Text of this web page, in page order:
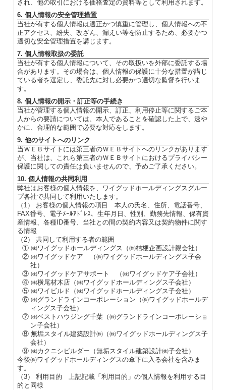
され、他の取引における価格査定の資料等として利用されます。
6. 個人情報の安全管理措置
当社が有する個人情報は適正かつ慎重に管理し、個人情報への不
正アクセス、紛失、改ざん、漏えい等を防止するため、必要かつ
適切な安全管理措置を講じます。
7. 個人情報取扱の委託
当社が有する個人情報について、その取扱いを外部に委託する場
合があります。その場合は、個人情報の保護に十分な措置が講じ
ている者を選定し、委託先に対し必要かつ適切な監督を行いま
す。
8. 個人情報の開示・訂正等の手続き
当社が管理する個人情報の開示、訂正、利用停止等に関するご本
人からの要請については、本人であることを確認した上で、速や
かに、合理的な範囲で必要な対応をします。
9. 他のサイトへのリンク
当ＷＥＢサイトには第三者のＷＥＢサイトへのリンクがあります
が、当社は、これら第三者のＷＥＢサイトにおけるプライバシー
保護に関しての責任は負いませんので、予めご了承ください。
10. 個人情報の共同利用
弊社はお客様の個人情報を、ワイグッドホールディングスグルー
プ各社で共同して利用いたします。
（1） お客様の個人情報の項目 本人の氏名、住所、電話番号、
FAX番号、電子ﾒｰﾙｱﾄﾞﾚｽ、生年月日、性別、勤務先情報、保有資
産情報、各種ID番号、当社との間の契約内容又は契約物件に関す
る情報
（2） 共同して利用する者の範囲
① ㈱ワイグッドホールディングス（㈱桔梗企画設計親会社）
② ㈱ワイグッドケア （㈱ワイグッドホールディングス子会
社）
③ ㈱ワイグッドケアサポート （㈱ワイグッドケア子会社）
④ ㈱横尾材木店（㈱ワイグッドホールディングス子会社）
⑤ ㈱ワイビルド（㈱ワイグッドホールディングス子会社）
⑥ ㈱グランドラインコーポレーション（㈱ワイグッドホールデ
ィングス子会社）
⑦ ㈱ベストハウジング千葉（㈱グランドラインコーポレーショ
ン子会社）
⑧ 無垢スタイル建築設計㈱（㈱ワイグッドホールディングス子
会社）
⑨ ㈱カクニシビルダー（無垢スタイル建築設計㈱子会社）
今後㈱ワイグッドホールディングスの傘下に入る会社を含みま
す。
（3） 利用目的 上記記載「利用目的」の個人情報を利用する目
的と同様